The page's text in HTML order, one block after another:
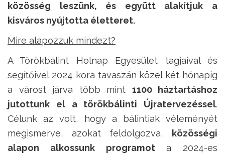
közösség leszünk, és együtt alakítjuk a
kisváros nyújtotta életteret.
Mire alapozzuk mindezt?
A Törökbálint Holnap Egyesület tagjaival és
segítőivel 2024 kora tavaszán közel két hónapig
a várost járva több mint 1100 háztartáshoz
jutottunk el a törökbálinti Újratervezéssel.
Célunk az volt, hogy a bálintiak véleményét
megismerve, azokat feldolgozva,
közösségi
alapon alkossunk programota 2024-es